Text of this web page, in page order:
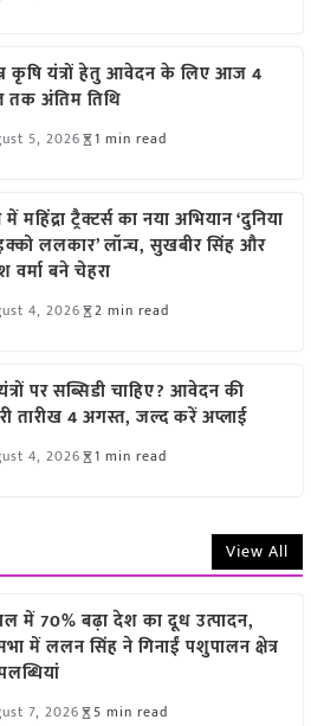
कृषि यंत्रों हेतु आवेदन के लिए आज 4
तक अंतिम तिथि
5, 2026 1 min read
महिंद्रा ट्रैक्टर्स का नया अभियान ‘दुनिया
ललकार’ लॉन्च, सुखबीर सिंह और
वर्मा बने चेहरा
4, 2026 2 min read
पर सब्सिडी चाहिए? आवेदन की
तारीख 4 अगस्त, जल्द करें अप्लाई
4, 2026 1 min read
View All
में 70% बढ़ा देश का दूध उत्पादन,
में ललन सिंह ने गिनाईं पशुपालन क्षेत्र
7, 2026 5 min read